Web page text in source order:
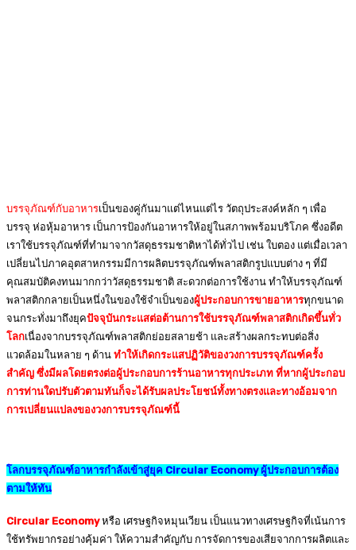
บรรจุภัณฑ์กับอาหารเป็นของคู่กันมาแต่ไหนแต่ไร วัตถุประสงค์หลัก ๆ เพื่อ
บรรจุ ห่อหุ้มอาหาร เป็นการป้องกันอาหารให้อยู่ในสภาพพร้อมบริโภค ซึ่งอดีต
เราใช้บรรจุภัณฑ์ที่ทำมาจากวัสดุธรรมชาติหาได้ทั่วไป เช่น ใบตอง แต่เมื่อเวลา
เปลี่ยนไปภาคอุตสาหกรรมมีการผลิตบรรจุภัณฑ์พลาสติกรูปแบบต่าง ๆ ที่มี
คุณสมบัติคงทนมากกว่าวัสดุธรรมชาติ สะดวกต่อการใช้งาน ทำให้บรรจุภัณฑ์
พลาสติกกลายเป็นหนึ่งในของใช้จำเป็นของผู้ประกอบการขายอาหารทุกขนาด
จนกระทั่งมาถึงยุคปัจจุบันกระแสต่อต้านการใช้บรรจุภัณฑ์พลาสติกเกิดขึ้นทั่ว
โลกเนื่องจากบรรจุภัณฑ์พลาสติกย่อยสลายช้า และสร้างผลกระทบต่อสิ่ง
แวดล้อมในหลาย ๆ ด้าน ทำให้เกิดกระแสปฏิวัติของวงการบรรจุภัณฑ์ครั้ง
สำคัญ ซึ่งมีผลโดยตรงต่อผู้ประกอบการร้านอาหารทุกประเภท ที่หากผู้ประกอบ
การท่านใดปรับตัวตามทันก็จะได้รับผลประโยชน์ทั้งทางตรงและทางอ้อมจาก
การเปลี่ยนแปลงของวงการบรรจุภัณฑ์นี้
โลกบรรจุภัณฑ์อาหารกำลังเข้าสู่ยุค Circular Economy ผู้ประกอบการต้อง
ตามให้ทัน
Circular Economyหรือ เศรษฐกิจหมุนเวียน เป็นแนวทางเศรษฐกิจที่เน้นการ
ใช้ทรัพยากรอย่างคุ้มค่า ให้ความสำคัญกับ การจัดการของเสียจากการผลิตและ